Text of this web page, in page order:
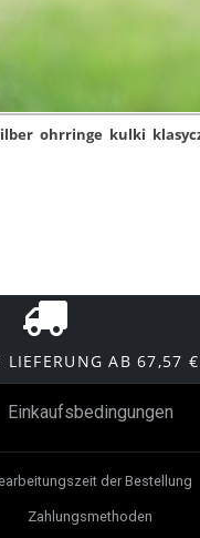
ohrringe kulki
LIEFERUNG AB 67,57 €
Einkaufsbedingungen
der Bestellung
Zahlungsmethoden